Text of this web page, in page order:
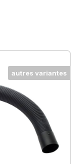
autres variantes